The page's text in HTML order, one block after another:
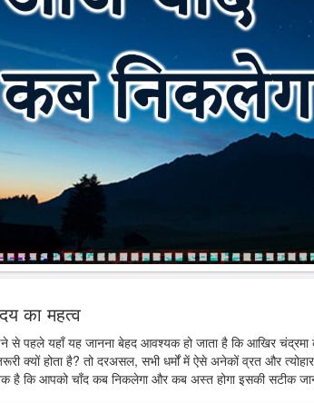
का महत्व
से पहले यहाँ यह जानना बेहद आवश्यक हो जाता है कि आखिर
क्यों होता है? तो दरअसल, सभी धर्मों में ऐसे अनेकों व्रत और
है कि आपको चाँद कब निकलेगा और कब अस्त होगा इसकी सटीक